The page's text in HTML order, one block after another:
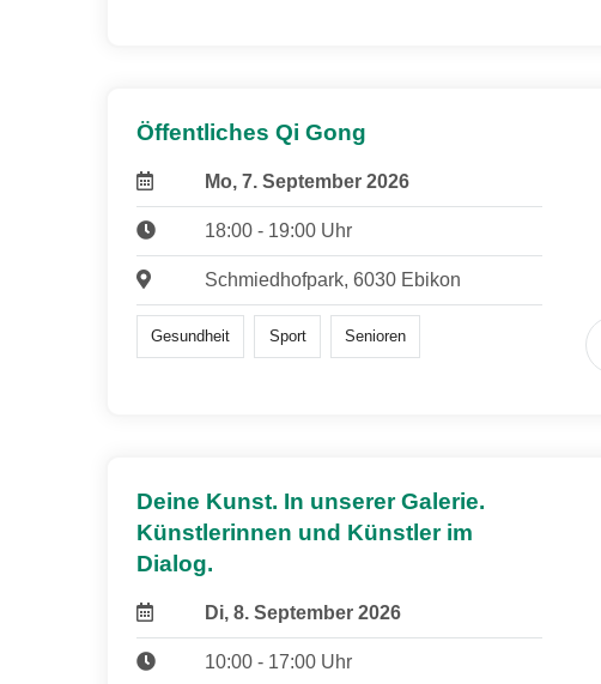
Öffentliches Qi Gong
Mo, 7. September 2026
18:00 - 19:00 Uhr
Schmiedhofpark, 6030 Ebikon
Gesundheit Sport Senioren
Deine Kunst. In unserer Galerie.
Künstlerinnen und Künstler im
Dialog.
Di, 8. September 2026
10:00 - 17:00 Uhr